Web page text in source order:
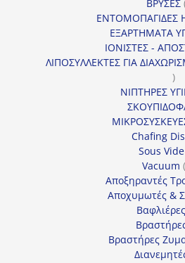
ΒΡΥΣΕΣ
ΕΝΤΟΜΟΠΑΓΙΔΕΣ
ΕΞΑΡΤΗΜΑΤΑ
ΙΟΝΙΣΤΕΣ -
ΛΙΠΟΣΥΛΛΕΚΤΕΣ ΓΙΑ
1
ΝΙΠΤΗΡΕΣ
Chafing
Sous Vide
Vacuum
Αποξηραντές
Αποχυμωτές &
Βαφλιέρες
Βραστήρες